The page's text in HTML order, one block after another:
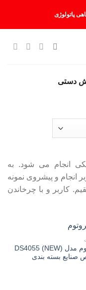
پاتولوژی
دستی
انجام می شود. به
انجام و پیشروی نمونه
کاربر و با چرخاندن
میکروتوم مدل (NEW) DS4055
بسته بندی